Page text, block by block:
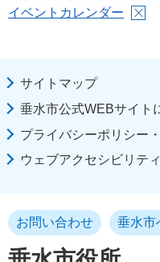
イベントカレンダー
サイトマップ
垂水市公式WEBサイト
プライバシーポリシー
ウェブアクセシビリテ
お問い合わせ 垂水市